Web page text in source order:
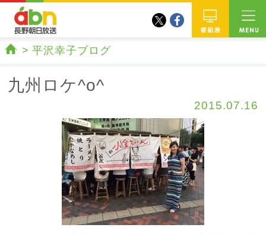
twitterfacebook
平沢幸子ブログ
九州ロケ^o^
2015.07.16